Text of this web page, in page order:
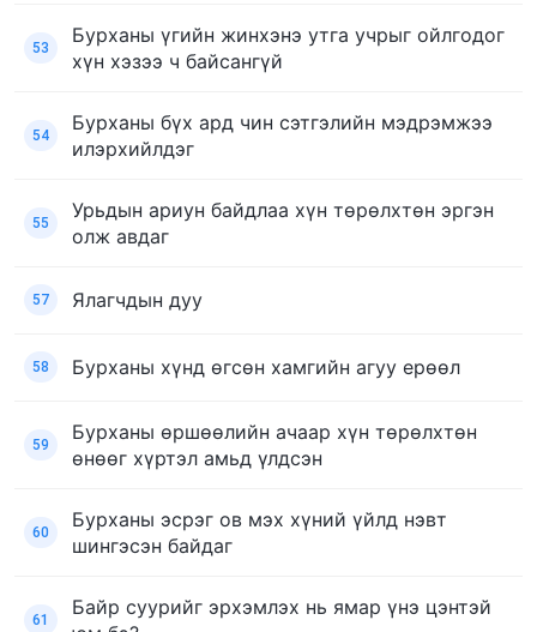
53
Бурханы үгийн жинхэнэ утга учрыг ойлгодог
хүн хэзээ ч байсангүй
54
Бурханы бүх ард чин сэтгэлийн мэдрэмжээ
илэрхийлдэг
55
Урьдын ариун байдлаа хүн төрөлхтөн эргэн
олж авдаг
57 Ялагчдын дуу
58 Бурханы хүнд өгсөн хамгийн агуу ерөөл
59
Бурханы өршөөлийн ачаар хүн төрөлхтөн
өнөөг хүртэл амьд үлдсэн
60
Бурханы эсрэг ов мэх хүний үйлд нэвт
шингэсэн байдаг
61
Байр суурийг эрхэмлэх нь ямар үнэ цэнтэй